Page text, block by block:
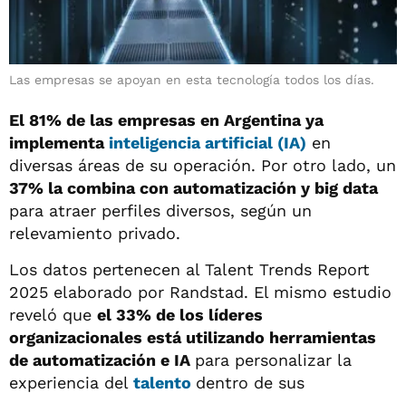
Las empresas se apoyan en esta tecnología todos los días.
El 81% de las empresas en Argentina ya
implementainteligencia artificial (IA) en
diversas áreas de su operación. Por otro lado, un
37% la combina con automatización y big data
para atraer perfiles diversos, según un
relevamiento privado.
Los datos pertenecen al Talent Trends Report
2025 elaborado por Randstad. El mismo estudio
reveló que el 33% de los líderes
organizacionales está utilizando herramientas
de automatización e IA para personalizar la
experiencia del talento dentro de sus